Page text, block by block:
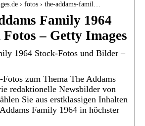
› fotos › the-addams-famil…
Family 1964
– Getty Images
1964 Stock-Fotos und Bilder –
zum Thema The Addams
redaktionelle Newsbilder von
Sie aus erstklassigen Inhalten
Family 1964 in höchster